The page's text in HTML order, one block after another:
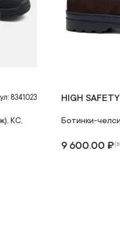
8341023
КС,
HIGH SAFETY
Ботинки-
9 600.00 ₽